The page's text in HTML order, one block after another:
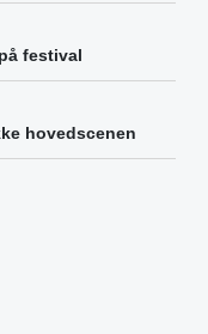
festival
hovedscenen